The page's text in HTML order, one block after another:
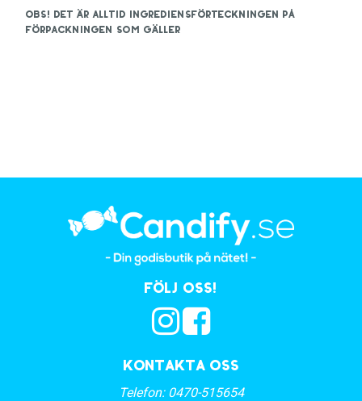
OBS! Det är alltid ingrediensförteckningen på
förpackningen som gäller
Kontakta oss
Telefon: 0470-515654
Följ oss!